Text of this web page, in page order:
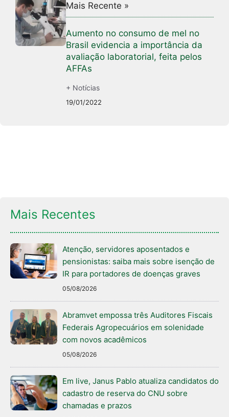
Mais Recente »
Aumento no consumo de mel no
Brasil evidencia a importância da
avaliação laboratorial, feita pelos
AFFAs
+ Notícias
19/01/2022
Mais Recentes
Atenção, servidores aposentados e
pensionistas: saiba mais sobre isenção de
IR para portadores de doenças graves
05/08/2026
Abramvet empossa três Auditores Fiscais
Federais Agropecuários em solenidade
com novos acadêmicos
05/08/2026
Em live, Janus Pablo atualiza candidatos do
cadastro de reserva do CNU sobre
chamadas e prazos